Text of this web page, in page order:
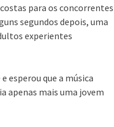
para os concorrentes
segundos depois, uma
experientes
esperou que a música
apenas mais uma jovem